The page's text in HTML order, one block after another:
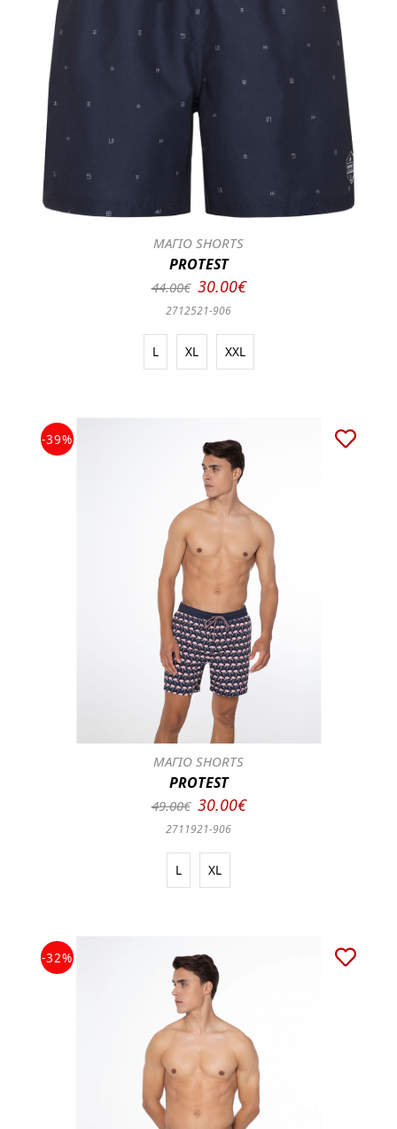
ΜΑΓΙΟ SHORTS
PROTEST
44.00€ 30.00€
2712521-906
L XL XXL
-39%
ΜΑΓΙΟ SHORTS
PROTEST
49.00€ 30.00€
2711921-906
L XL
-32%